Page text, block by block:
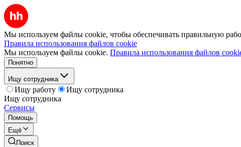
Мы используем файлы cookie, чтобы обеспечивать правильную
Правила использования файлов cookie
Мы используем файлы cookie. Правила использования файлов
Понятно
Ищу сотрудника
Ищу работу
Ищу сотрудника
Ищу сотрудника
Сервисы
Помощь
Ещё
Поиск